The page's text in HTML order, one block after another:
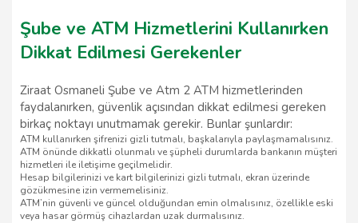
Şube ve ATM Hizmetlerini Kullanırken
Dikkat Edilmesi Gerekenler
Ziraat Osmaneli Şube ve Atm 2 ATM hizmetlerinden
faydalanırken, güvenlik açısından dikkat edilmesi gereken
birkaç noktayı unutmamak gerekir. Bunlar şunlardır:
ATM kullanırken şifrenizi gizli tutmalı, başkalarıyla paylaşmamalısınız.
ATM önünde dikkatli olunmalı ve şüpheli durumlarda bankanın müşteri
hizmetleri ile iletişime geçilmelidir.
Hesap bilgilerinizi ve kart bilgilerinizi gizli tutmalı, ekran üzerinde
gözükmesine izin vermemelisiniz.
ATM’nin güvenli ve güncel olduğundan emin olmalısınız, özellikle eski
veya hasar görmüş cihazlardan uzak durmalısınız.